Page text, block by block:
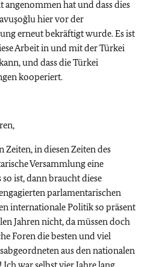
hat und dass dies
hier vor der
erneut bekräftigt wurde. Es ist
Arbeit in und mit der Türkei
und dass die Türkei
kooperiert.
Zeiten, in diesen Zeiten des
Versammlung eine
ist, dann braucht diese
parlamentarischen
internationale Politik so präsent
Jahren nicht, da müssen doch
Foren die besten und viel
aus den nationalen